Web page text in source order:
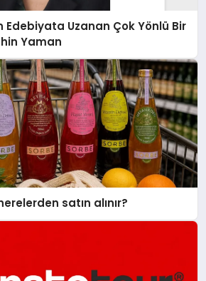
Edebiyata Uzanan Çok Yönlü Bir
Yaman
satın alınır?